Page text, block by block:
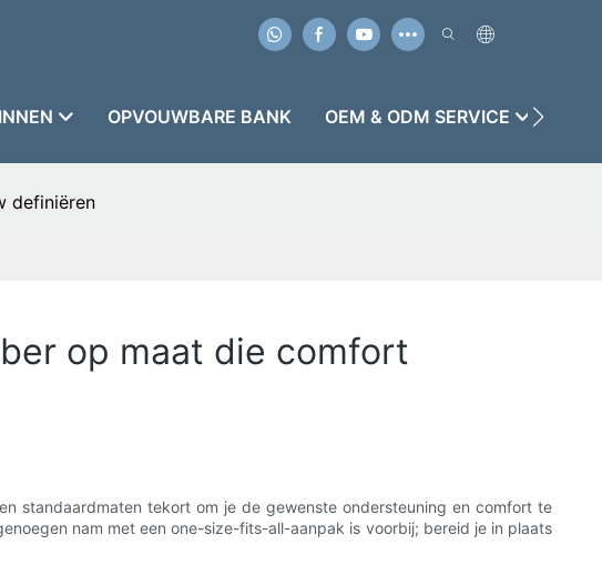
OPVOUWBARE BANK OEM & ODM SERVICE
definiëren
op maat die comfort
standaardmaten tekort om je de gewenste ondersteuning en comfort te
nam met een one-size-fits-all-aanpak is voorbij; bereid je in plaats